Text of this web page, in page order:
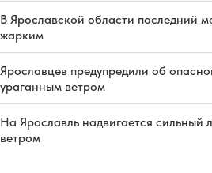
В Ярославской области последний
жарким
Ярославцев предупредили об
ураганным ветром
На Ярославль надвигается сильный
ветром